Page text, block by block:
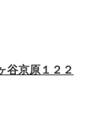
谷京原１２２